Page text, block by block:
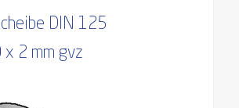
DIN 125
2 mm gvz